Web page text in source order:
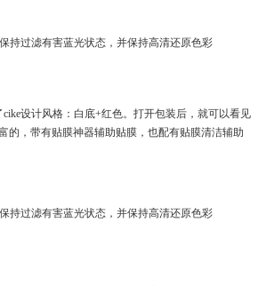
设计风格：白底+红色。打开包装后，就可以看见
的，带有贴膜神器辅助贴膜，也配有贴膜清洁辅助